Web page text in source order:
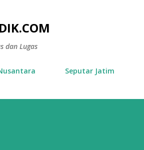
dan Lugas
Seputar Jatim